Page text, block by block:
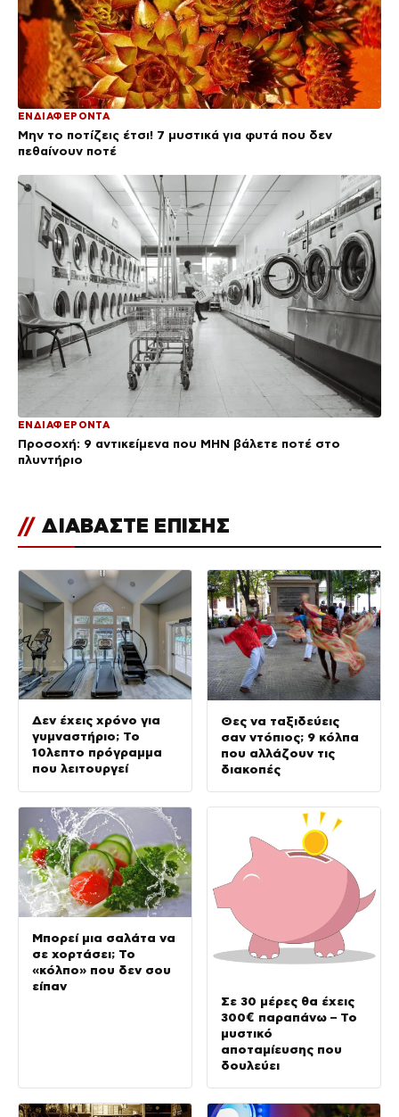
ΕΝΔΙΑΦΕΡΟΝΤΑ
Μην το ποτίζεις έτσι! 7 μυστικά για φυτά που δεν
πεθαίνουν ποτέ
ΕΝΔΙΑΦΕΡΟΝΤΑ
Προσοχή: 9 αντικείμενα που ΜΗΝ βάλετε ποτέ στο
πλυντήριο
// ΔΙΑΒΑΣΤΕ ΕΠΙΣΗΣ
Δεν έχεις χρόνο για
γυμναστήριο; Το
10λεπτο πρόγραμμα
που λειτουργεί
Θες να ταξιδεύεις
σαν ντόπιος; 9 κόλπα
που αλλάζουν τις
διακοπές
Μπορεί μια σαλάτα να
σε χορτάσει; Το
«κόλπο» που δεν σου
είπαν
Σε 30 μέρες θα έχεις
300€ παραπάνω – Το
μυστικό
αποταμίευσης που
δουλεύει